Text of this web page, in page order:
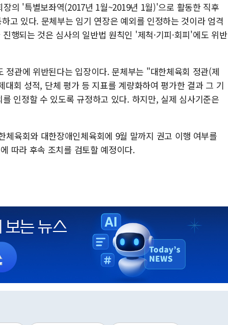
의 '특별보좌역(2017년 1월~2019년 1월)'으로 활동한 직후
고 있다. 문체부는 임기 연장은 예외를 인정하는 것이라 엄격
행되는 것은 심사의 일반법 원칙인 '제척·기피·회피'에도 위반
정관에 위반된다는 입장이다. 문체부는 "대한체육회 정관(제
회 성적, 단체 평가 등 지표를 계량화하여 평가한 결과 그 기
인정할 수 있도록 규정하고 있다. 하지만, 실제 심사기준은
육회와 대한장애인체육회에 9월 말까지 권고 이행 여부를
따라 후속 조치를 검토할 예정이다.